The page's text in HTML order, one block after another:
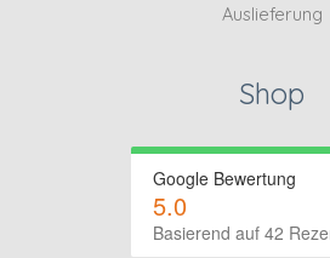
Auslieferung
Shop
Google Bewertung
5.0
Basierend auf 42